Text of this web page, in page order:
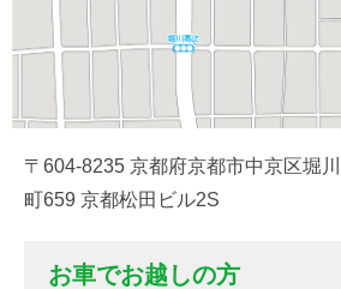
〒604-8235 京都府京都市中京区堀
町659 京都松田ビル2S
お車でお越しの方